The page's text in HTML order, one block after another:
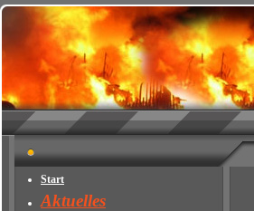
Start
Aktuelles